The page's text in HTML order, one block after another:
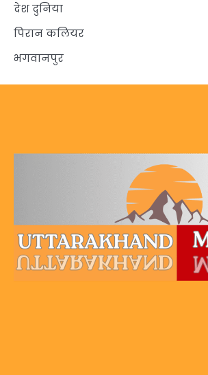
देश दुनिया
पिरान कलियर
भगवानपुर